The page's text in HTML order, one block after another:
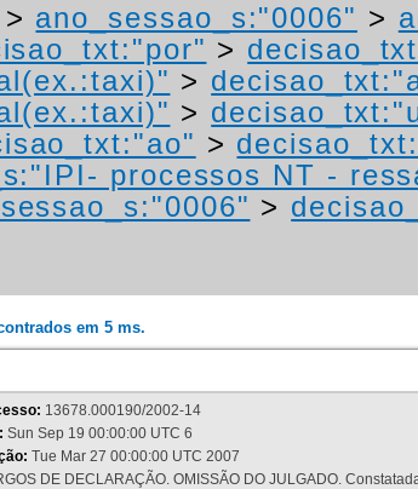
> ano_sessao_s:"0006" >
>
>
>
>
processos NT -
>
em 5 ms.
13678.000190/2002-14
Sun Sep 19 00:00:00 UTC 6
Tue Mar 27 00:00:00 UTC 2007
DE DECLARAÇÃO. OMISSÃO DO JULGADO.